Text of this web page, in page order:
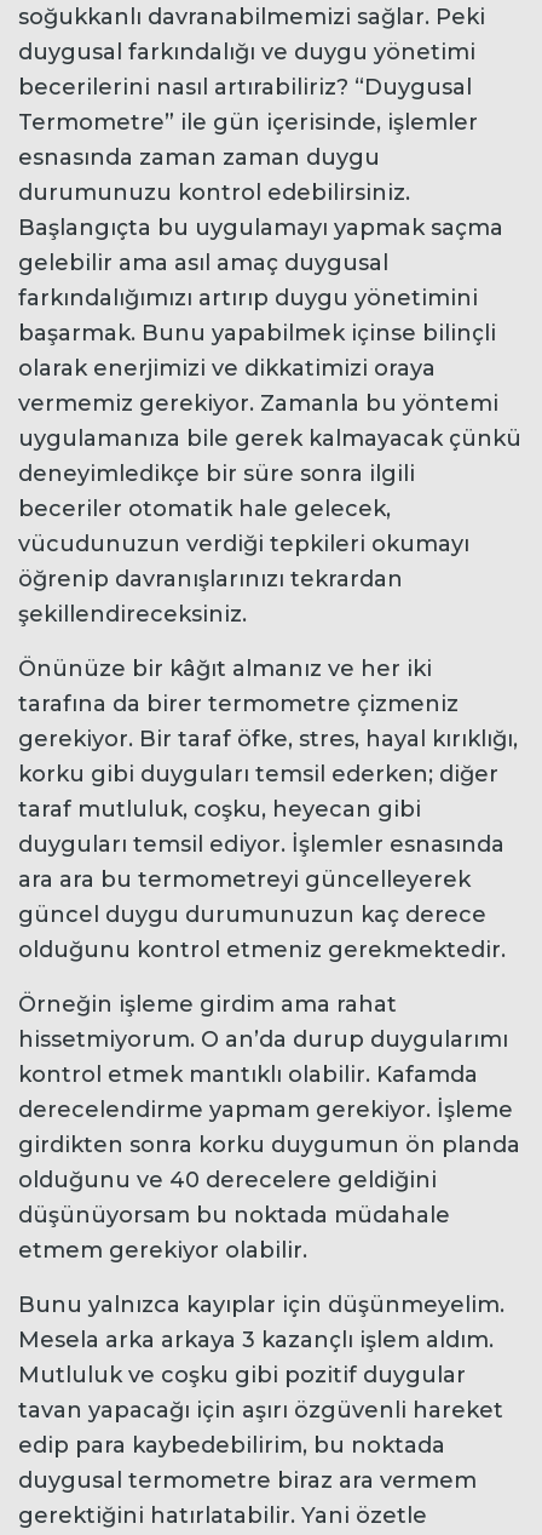
soğukkanlı davranabilmemizi sağlar. Peki
duygusal farkındalığı ve duygu yönetimi
becerilerini nasıl artırabiliriz? “Duygusal
Termometre” ile gün içerisinde, işlemler
esnasında zaman zaman duygu
durumunuzu kontrol edebilirsiniz.
Başlangıçta bu uygulamayı yapmak saçma
gelebilir ama asıl amaç duygusal
farkındalığımızı artırıp duygu yönetimini
başarmak. Bunu yapabilmek içinse bilinçli
olarak enerjimizi ve dikkatimizi oraya
vermemiz gerekiyor. Zamanla bu yöntemi
uygulamanıza bile gerek kalmayacak çünkü
deneyimledikçe bir süre sonra ilgili
beceriler otomatik hale gelecek,
vücudunuzun verdiği tepkileri okumayı
öğrenip davranışlarınızı tekrardan
şekillendireceksiniz.
Önünüze bir kâğıt almanız ve her iki
tarafına da birer termometre çizmeniz
gerekiyor. Bir taraf öfke, stres, hayal kırıklığı,
korku gibi duyguları temsil ederken; diğer
taraf mutluluk, coşku, heyecan gibi
duyguları temsil ediyor. İşlemler esnasında
ara ara bu termometreyi güncelleyerek
güncel duygu durumunuzun kaç derece
olduğunu kontrol etmeniz gerekmektedir.
Örneğin işleme girdim ama rahat
hissetmiyorum. O an’da durup duygularımı
kontrol etmek mantıklı olabilir. Kafamda
derecelendirme yapmam gerekiyor. İşleme
girdikten sonra korku duygumun ön planda
olduğunu ve 40 derecelere geldiğini
düşünüyorsam bu noktada müdahale
etmem gerekiyor olabilir.
Bunu yalnızca kayıplar için düşünmeyelim.
Mesela arka arkaya 3 kazançlı işlem aldım.
Mutluluk ve coşku gibi pozitif duygular
tavan yapacağı için aşırı özgüvenli hareket
edip para kaybedebilirim, bu noktada
duygusal termometre biraz ara vermem
gerektiğini hatırlatabilir. Yani özetle